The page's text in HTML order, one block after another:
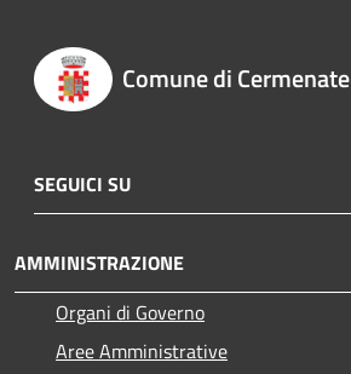
Comune di Cermenate
SEGUICI SU
AMMINISTRAZIONE
Organi di Governo
Aree Amministrative